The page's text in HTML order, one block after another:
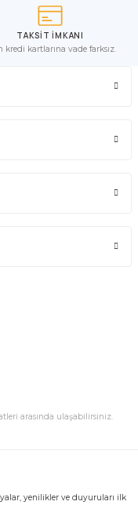
TAKSİT İMKANI
kredi kartlarına vade farksız.
arasında ulaşabilirsiniz.
yenilikler ve duyuruları ilk